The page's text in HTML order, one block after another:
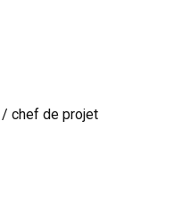
/ chef de projet